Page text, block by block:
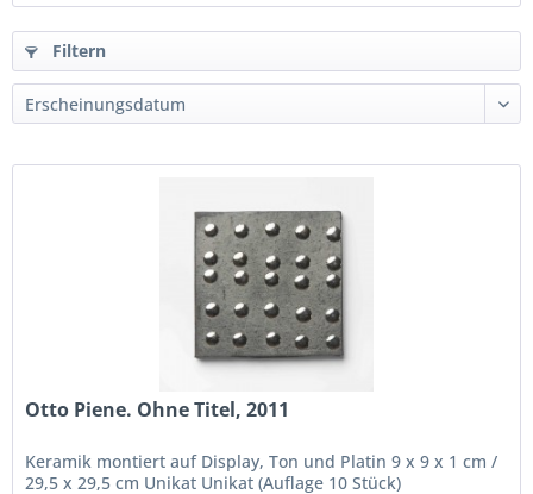
Filtern
Otto Piene. Ohne Titel, 2011
Keramik montiert auf Display, Ton und Platin 9 x 9 x 1 cm /
29,5 x 29,5 cm Unikat Unikat (Auflage 10 Stück)